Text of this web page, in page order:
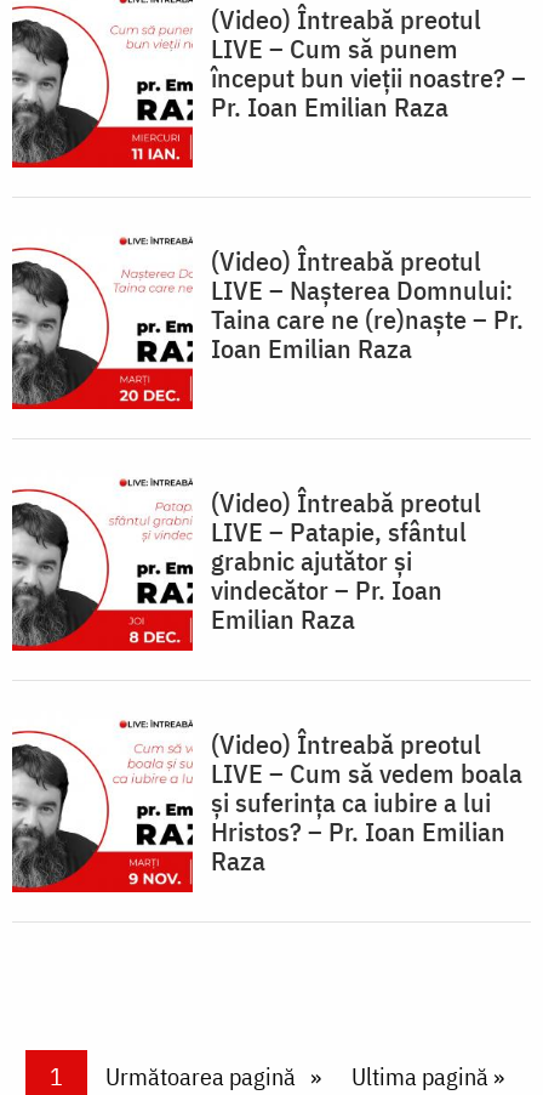
(Video) Întreabă preotul
LIVE – Cum să punem
început bun vieții noastre? –
Pr. Ioan Emilian Raza
(Video) Întreabă preotul
LIVE – Nașterea Domnului:
Taina care ne (re)naște – Pr.
Ioan Emilian Raza
(Video) Întreabă preotul
LIVE – Patapie, sfântul
grabnic ajutător și
vindecător – Pr. Ioan
Emilian Raza
(Video) Întreabă preotul
LIVE – Cum să vedem boala
și suferința ca iubire a lui
Hristos? – Pr. Ioan Emilian
Raza
PaginareCurrent page
1 Next page
Următoarea pagină Last page
Ultima pagină »